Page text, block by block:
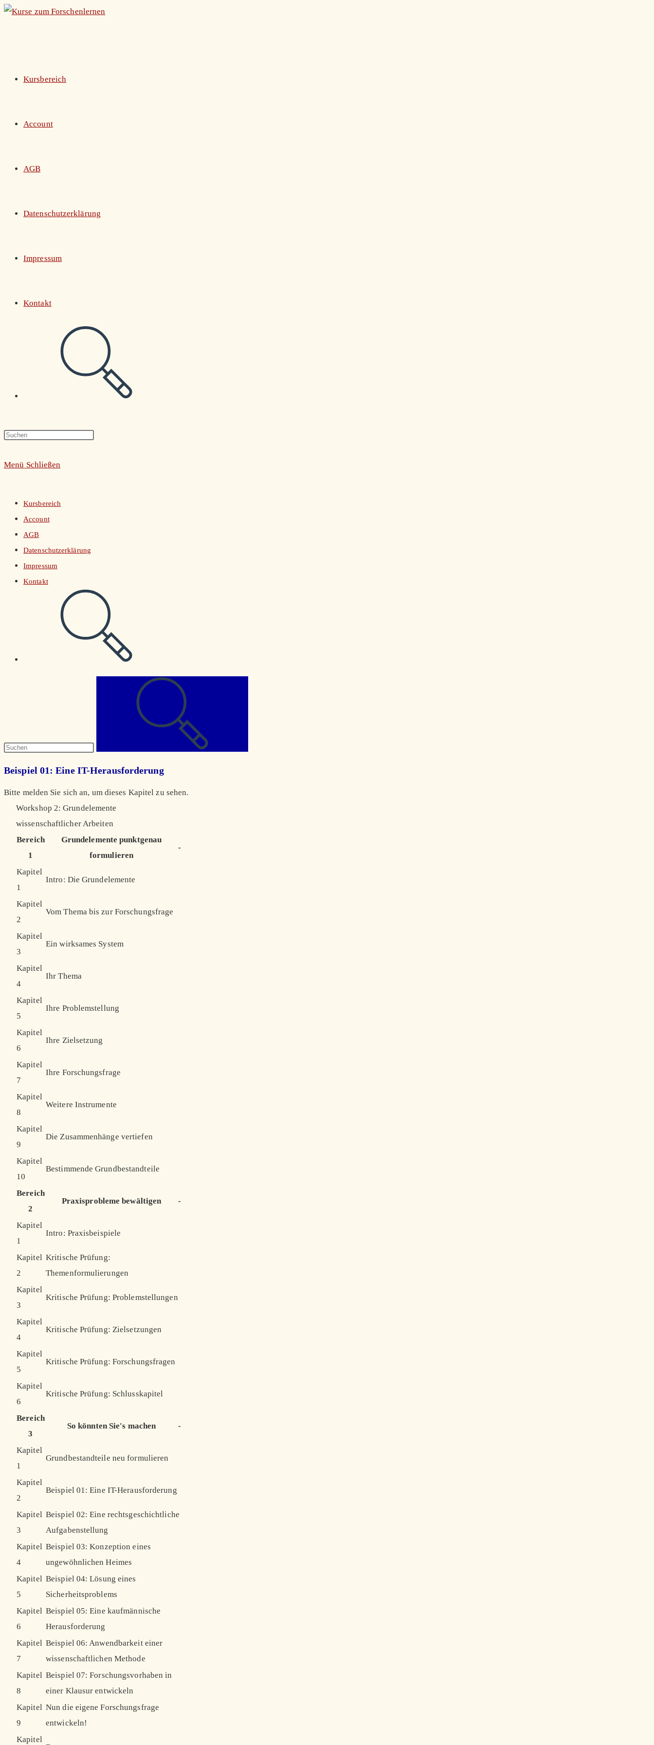
Zum
Kursbereich
Account
AGB
Datenschutzerklärung
Impressum
Kontakt
umschalten
Press
Menü Schließen
Kursbereich
Account
AGB
Datenschutzerklärung
Impressum
Kontakt
Beispiel 01: Eine IT-Herausforderung
Bitte melden Sie sich an, um dieses Kapitel zu sehen.
Workshop 2: Grundelemente
wissenschaftlicher Arbeiten
Bereich
1
Grundelemente punktgenau
formulieren
-
Kapitel
1
Intro: Die Grundelemente
Kapitel
2
Vom Thema bis zur Forschungsfrage
Kapitel
3
Ein wirksames System
Kapitel
4
Ihr Thema
Kapitel
5
Ihre Problemstellung
Kapitel
6
Ihre Zielsetzung
Kapitel
7
Ihre Forschungsfrage
Kapitel
8
Weitere Instrumente
Kapitel
9
Die Zusammenhänge vertiefen
Kapitel
10
Bestimmende Grundbestandteile
Bereich
2
Praxisprobleme bewältigen -
Kapitel
1
Intro: Praxisbeispiele
Kapitel
2
Kritische Prüfung:
Themenformulierungen
Kapitel
3
Kritische Prüfung: Problemstellungen
Kapitel
4
Kritische Prüfung: Zielsetzungen
Kapitel
5
Kritische Prüfung: Forschungsfragen
Kapitel
6
Kritische Prüfung: Schlusskapitel
Bereich
3
So könnten Sie's machen -
Kapitel
1
Grundbestandteile neu formulieren
Kapitel
2
Beispiel 01: Eine IT-Herausforderung
Kapitel
3
Beispiel 02: Eine rechtsgeschichtliche
Aufgabenstellung
Kapitel
4
Beispiel 03: Konzeption eines
ungewöhnlichen Heimes
Kapitel
5
Beispiel 04: Lösung eines
Sicherheitsproblems
Kapitel
6
Beispiel 05: Eine kaufmännische
Herausforderung
Kapitel
7
Beispiel 06: Anwendbarkeit einer
wissenschaftlichen Methode
Kapitel
8
Beispiel 07: Forschungsvorhaben in
einer Klausur entwickeln
Kapitel
9
Nun die eigene Forschungsfrage
entwickeln!
Kapitel